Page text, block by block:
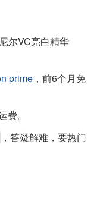
尔VC亮白精华
prime ，前6个月免
。
，答疑解难，要热门